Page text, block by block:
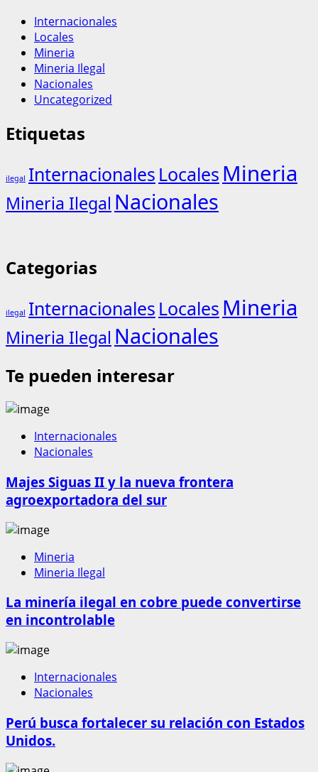
Internacionales
Locales
Mineria
Mineria Ilegal
Nacionales
Uncategorized
Etiquetas
ilegal Internacionales Locales Mineria
Mineria Ilegal Nacionales
Categorias
ilegal Internacionales Locales Mineria
Mineria Ilegal Nacionales
Te pueden interesar
Internacionales
Nacionales
Majes Siguas II y la nueva frontera
agroexportadora del sur
Mineria
Mineria Ilegal
La minería ilegal en cobre puede convertirse
en incontrolable
Internacionales
Nacionales
Perú busca fortalecer su relación con Estados
Unidos.